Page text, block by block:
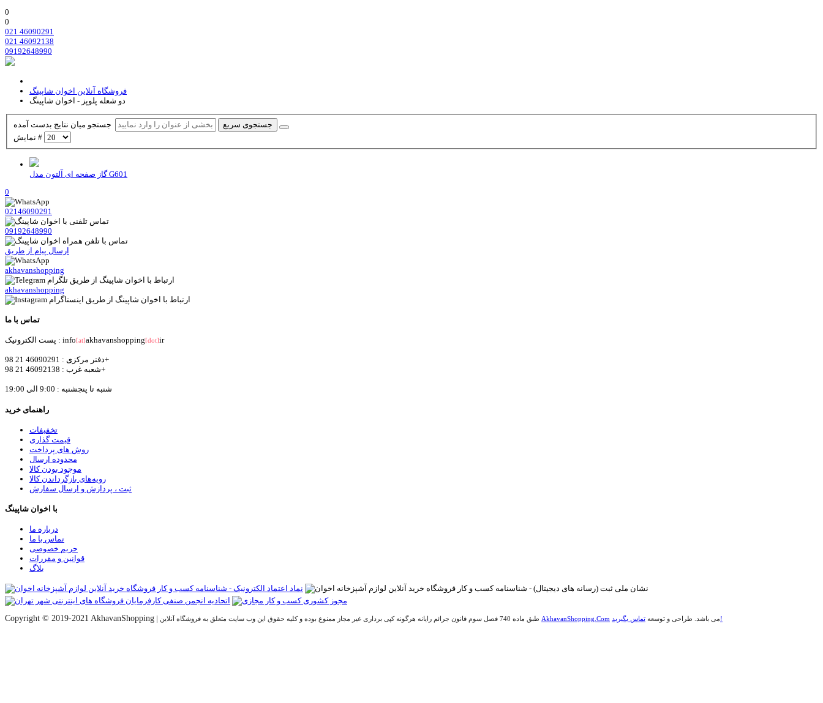
0
0
021 46090291
021 46092138
09192648990
فروشگاه آنلاین اخوان شاپینگ
دو شعله پلوپز - اخوان شاپینگ
جستجوی سریع
نمایش #
گاز صفحه ای آلتون مدل G601
0
02146090291
09192648990
ارسال پیام از طریق
akhavanshopping
akhavanshopping
تماس با ما
پست الکترونیک : info[at]akhavanshopping[dot]ir
دفتر مرکزی : 46090291 21 98+
شعبه غرب : 46092138 21 98+
شنبه تا پنجشنبه : 9:00 الی 19:00
راهنمای خرید
تخفیفات
قیمت گذاری
روش های پرداخت
محدوده ارسال
موجود بودن کالا
رویه‌های بازگرداندن کالا
ثبت ، پردازش و ارسال سفارش
با اخوان شاپینگ
درباره ما
تماس با ما
حریم خصوصی
قوانین و مقررات
بلاگ
Copyright © 2019-2021 AkhavanShopping | AkhavanShopping.Com می باشد. طراحی و توسعهتماس بگیرید!